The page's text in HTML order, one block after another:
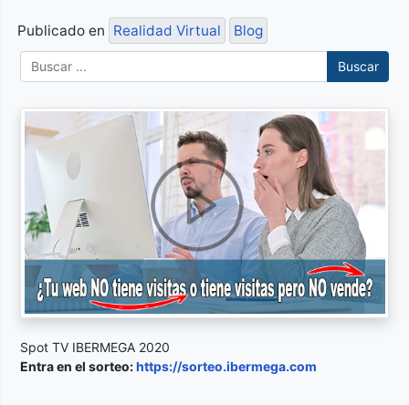
Publicado en Realidad Virtual Blog
Buscar
Spot TV IBERMEGA 2020
Entra en el sorteo:https://sorteo.ibermega.com